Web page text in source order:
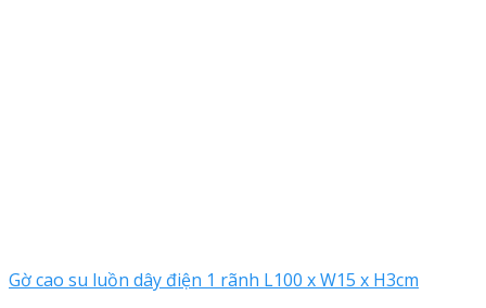
Gờ cao su luồn dây điện 1 rãnh L100 x W15 x H3cm